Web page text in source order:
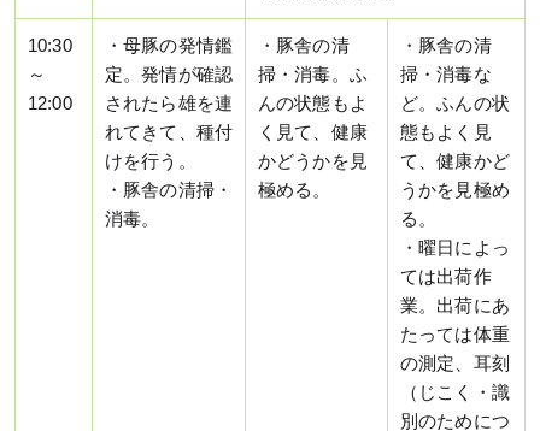
10:30
～
12:00
・母豚の発情鑑
定。発情が確認
されたら雄を連
れてきて、種付
けを行う。
・豚舎の清掃・
消毒。
・豚舎の清
掃・消毒。ふ
んの状態もよ
く見て、健康
かどうかを見
極める。
・豚舎の清
掃・消毒な
ど。ふんの状
態もよく見
て、健康かど
うかを見極め
る。
・曜日によっ
ては出荷作
業。出荷にあ
たっては体重
の測定、耳刻
（じこく・識
別のためにつ